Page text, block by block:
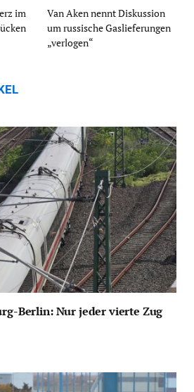
im
Van Aken nennt Diskussion
um russische Gaslieferungen
„verlogen“
Berlin: Nur jeder vierte Zug